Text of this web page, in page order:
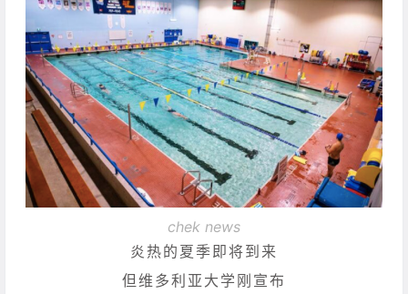
chek news
炎热的夏季即将到来
但维多利亚大学刚宣布